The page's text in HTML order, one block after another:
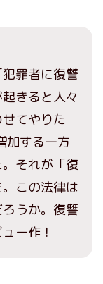
罪者に復讐
きると人々
てやりた
加する一方
それが「復
この法律は
うか。復讐
ー作！